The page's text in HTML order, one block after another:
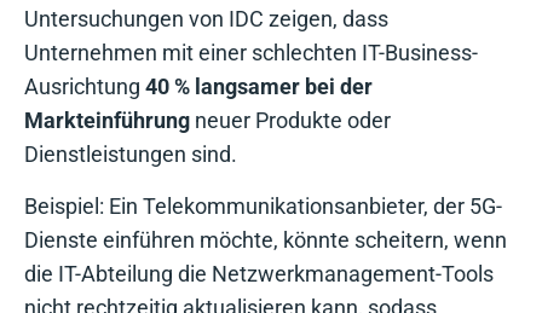
Untersuchungen von IDC zeigen, dass
Unternehmen mit einer schlechten IT-Business-
Ausrichtung 40 % langsamer bei der
Markteinführung neuer Produkte oder
Dienstleistungen sind.
Beispiel: Ein Telekommunikationsanbieter, der 5G-
Dienste einführen möchte, könnte scheitern, wenn
die IT-Abteilung die Netzwerkmanagement-Tools
nicht rechtzeitig aktualisieren kann, sodass